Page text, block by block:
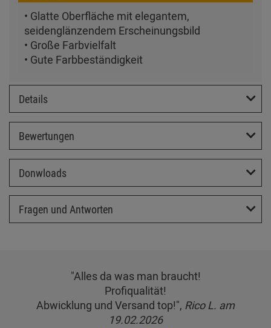
• Glatte Oberfläche mit elegantem,
seidenglänzendem Erscheinungsbild
• Große Farbvielfalt
• Gute Farbbeständigkeit
Details
Bewertungen
Donwloads
Fragen und Antworten
"Alles da was man braucht!
Profiqualität!
Abwicklung und Versand top!", Rico L. am
19.02.2026